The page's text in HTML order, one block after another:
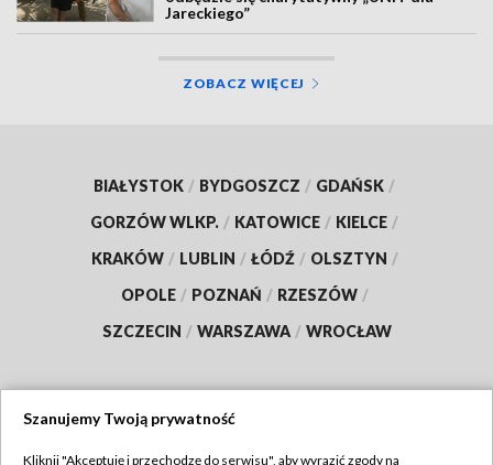
Jareckiego”
ZOBACZ WIĘCEJ
BIAŁYSTOK / BYDGOSZCZ / GDAŃSK /
GORZÓW WLKP. / KATOWICE / KIELCE /
KRAKÓW / LUBLIN / ŁÓDŹ / OLSZTYN /
OPOLE / POZNAŃ / RZESZÓW /
SZCZECIN / WARSZAWA / WROCŁAW
Szanujemy Twoją prywatność
Kliknij "Akceptuję i przechodzę do serwisu", aby wyrazić zgody na